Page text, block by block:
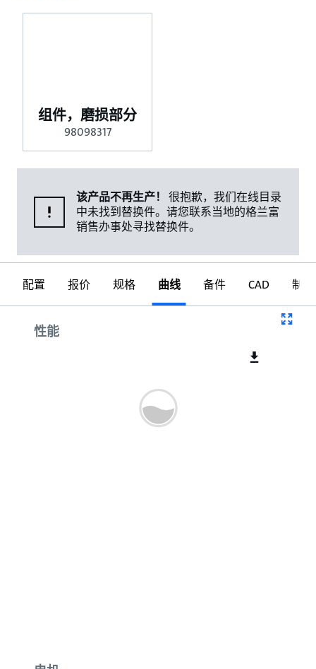
组件，磨损部分
98098317
该产品不再生产！
很抱歉，我们在线目录
中未找到替换件。请您联系当地的格兰富
销售办事处寻找替换件。
配置 报价 规格 曲线 备件 CAD 制图
性能